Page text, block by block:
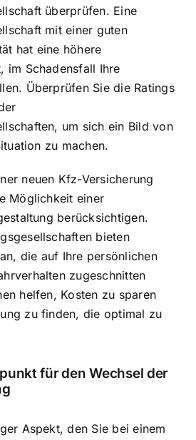
überprüfen. Eine
mit einer guten
hat eine höhere
im Schadensfall Ihre
Überprüfen Sie die Ratings
um sich ein Bild von
zu machen.
neuen Kfz-Versicherung
Möglichkeit einer
berücksichtigen.
bieten
die auf Ihre persönlichen
zugeschnitten
helfen, Kosten zu sparen
zu finden, die optimal zu
für den Wechsel der
Aspekt, den Sie bei einem